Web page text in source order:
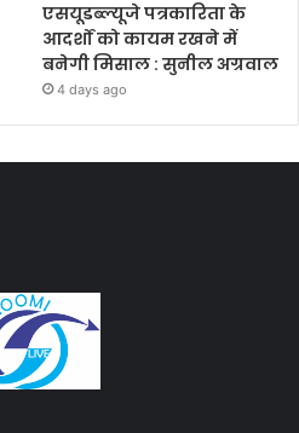
एसयूडब्ल्यूजे पत्रकारिता के
आदर्शों को कायम रखने में
बनेगी मिसाल : सुनील अग्रवाल
4 days ago